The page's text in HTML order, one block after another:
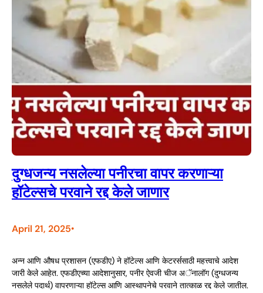
दुग्धजन्य नसलेल्या पनीरचा वापर करणाऱ्या
हॉटेल्सचे परवाने रद्द केले जाणार
April 21, 2025•
अन्न आणि औषध प्रशासन (एफडीए) ने हॉटेल्स आणि केटरर्ससाठी महत्त्वाचे आदेश
जारी केले आहेत. एफडीएच्या आदेशानुसार, पनीर ऐवजी चीज अॅनालॉग (दुग्धजन्य
नसलेले पदार्थ) वापरणाऱ्या हॉटेल्स आणि आस्थापनेचे परवाने तात्काळ रद्द केले जातील.